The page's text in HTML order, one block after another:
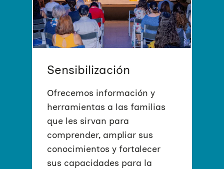
Violencias de género
Incidencia
Trabajo en red
Campañas
Eventos
Si eres empresa
Hazte voluntaria/o
secreta: ¡una canción!
MÁS INFORMACIÓN
Sensibilización
Ofrecemos información y
herramientas a las familias
que les sirvan para
comprender, ampliar sus
conocimientos y fortalecer
sus capacidades para la